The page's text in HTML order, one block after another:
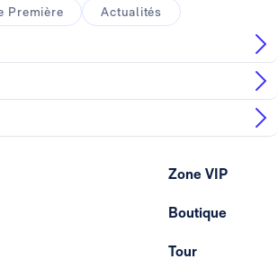
Première Actualités
Zone VIP
Boutique
Tour